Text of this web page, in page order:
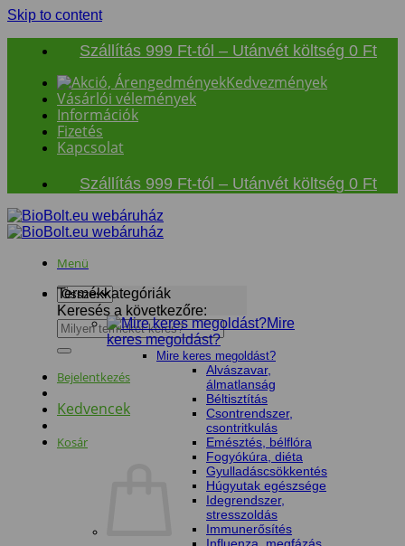
Skip to content
Szállítás 999 Ft-tól – Utánvét költség 0 Ft
Kedvezmények
Vásárlói vélemények
Információk
Fizetés
Kapcsolat
Szállítás 999 Ft-tól – Utánvét költség 0 Ft
Menü
Keresés a következőre:
Bejelentkezés
Kedvencek
Kosár
Termékkategóriák
Mire
keres megoldást?
Mire keres megoldást?
Alvászavar,
álmatlanság
Béltisztítás
Csontrendszer,
csontritkulás
Emésztés, bélflóra
Fogyókúra, diéta
Gyulladáscsökkentés
Húgyutak egészsége
Idegrendszer,
stresszoldás
Immunerősítés